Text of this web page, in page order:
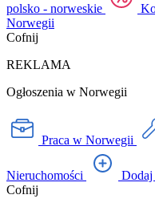
polsko - norweskie
Norwegii
Cofnij
REKLAMA
Ogłoszenia w Norwegii
Praca w Norwegii
Nieruchomości Dodaj
Cofnij